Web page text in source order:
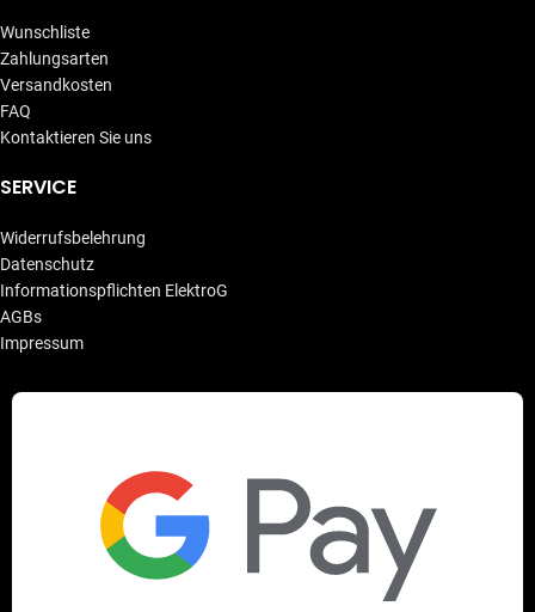
Wunschliste
Zahlungsarten
Versandkosten
FAQ
Kontaktieren Sie uns
SERVICE
Widerrufsbelehrung
Datenschutz
Informationspflichten ElektroG
AGBs
Impressum